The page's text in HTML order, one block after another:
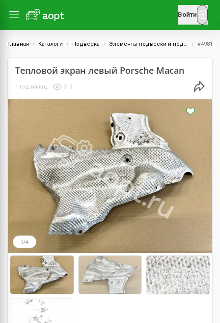
Войти
Главная Каталоги Подвеска Элементы подвески и подрамник #4981
Тепловой экран левый Porsche Macan
1 год назад 319
1/4